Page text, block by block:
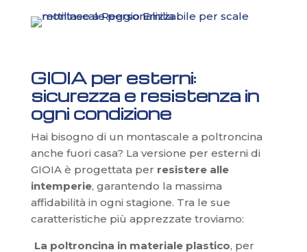
GIOIA per esterni:
sicurezza e resistenza in
ogni condizione
Hai bisogno di un montascale a poltroncina
anche fuori casa? La versione per esterni di
GIOIA è progettata per resistere alle
intemperie, garantendo la massima
affidabilità in ogni stagione. Tra le sue
caratteristiche più apprezzate troviamo:
La poltroncina in materiale plastico, per